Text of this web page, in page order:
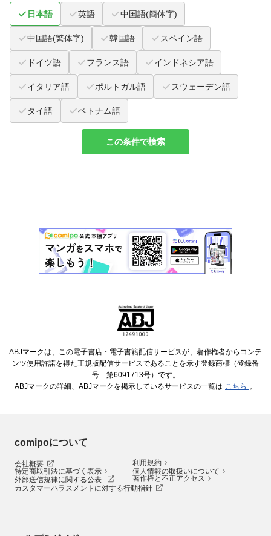
日本語 英語 中国語(簡体字)
中国語(繁体字) 韓国語 スペイン語
ドイツ語 フランス語 インドネシア語
イタリア語 ポルトガル語 スウェーデン語
タイ語 ベトナム語
この条件で検索
ABJマークは、この電子書店・電子書籍配信サービスが、著作権者からコンテ
ンツ使用許諾を得た正規版配信サービスであることを示す登録商標（登録番
号 第6091713号）です。
ABJマークの詳細、ABJマークを掲示しているサービスの一覧は こちら 。
comipoについて
会社概要
利用規約
特定商取引法に基づく表示
個人情報の取扱いについて
外部送信規律に関する公表
著作権と不正アクセス
カスタマーハラスメントに対する行動指針